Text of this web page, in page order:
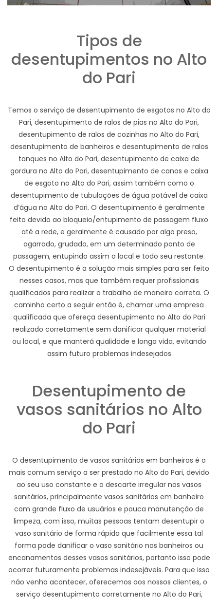
Tipos de
desentupimentos no Alto
do Pari
Temos o serviço de desentupimento de esgotos no Alto do
Pari, desentupimento de ralos de pias no Alto do Pari,
desentupimento de ralos de cozinhas no Alto do Pari,
desentupimento de banheiros e desentupimento de ralos
tanques no Alto do Pari, desentupimento de caixa de
gordura no Alto do Pari, desentupimento de canos e caixa
de esgoto no Alto do Pari, assim também como o
desentupimento de tubulações de água potável de caixa
d’água no Alto do Pari. O desentupimento é geralmente
feito devido ao bloqueio/entupimento de passagem fluxo
até a rede, e geralmente é causado por algo preso,
agarrado, grudado, em um determinado ponto de
passagem, entupindo assim o local e todo seu restante.
O desentupimento é a solução mais simples para ser feito
nesses casos, mas que também requer profissionais
qualificados para realizar o trabalho de maneira correta. O
caminho certo a seguir então é, chamar uma empresa
qualificada que ofereça desentupimento no Alto do Pari
realizado corretamente sem danificar qualquer material
ou local, e que manterá qualidade e longa vida, evitando
assim futuro problemas indesejados
Desentupimento de
vasos sanitários no Alto
do Pari
O desentupimento de vasos sanitários em banheiros é o
mais comum serviço a ser prestado no Alto do Pari, devido
ao seu uso constante e o descarte irregular nos vasos
sanitários, principalmente vasos sanitários em banheiro
com grande fluxo de usuários e pouca manutenção de
limpeza, com isso, muitas pessoas tentam desentupir o
vaso sanitário de forma rápida que facilmente essa tal
forma pode danificar o vaso sanitário nos banheiros ou
encanamentos desses vasos sanitários, portanto isso pode
ocorrer futuramente problemas indesejáveis. Para que isso
não venha acontecer, oferecemos aos nossos clientes, o
serviço desentupimento corretamente no Alto do Pari,